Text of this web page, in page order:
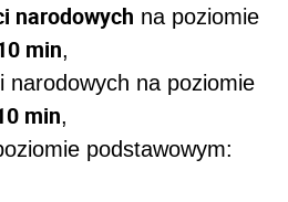
narodowych na poziomie
min,
narodowych na poziomie
min,
podstawowym: